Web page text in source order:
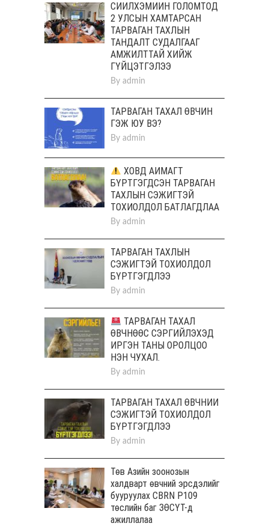
СИЙЛХЭМИЙН ГОЛОМТОД
2 УЛСЫН ХАМТАРСАН
ТАРВАГАН ТАХЛЫН
ТАНДАЛТ СУДАЛГААГ
АМЖИЛТТАЙ ХИЙЖ
ГҮЙЦЭТГЭЛЭЭ
By admin
ТАРВАГАН ТАХАЛ ӨВЧИН
ГЭЖ ЮУ ВЭ?
By admin
ХОВД АЙМАГТ
БҮРТГЭГДСЭН ТАРВАГАН
ТАХЛЫН СЭЖИГТЭЙ
ТОХИОЛДОЛ БАТЛАГДЛАА
By admin
ТАРВАГАН ТАХЛЫН
СЭЖИГТЭЙ ТОХИОЛДОЛ
БҮРТГЭГДЛЭЭ
By admin
ТАРВАГАН ТАХАЛ
ӨВЧНӨӨС СЭРГИЙЛЭХЭД
ИРГЭН ТАНЫ ОРОЛЦОО
НЭН ЧУХАЛ.
By admin
ТАРВАГАН ТАХАЛ ӨВЧНИЙ
СЭЖИГТЭЙ ТОХИОЛДОЛ
БҮРТГЭГДЛЭЭ
By admin
Төв Aзийн зоонозын
халдварт өвчний эрсдэлийг
бууруулах CBRN P109
төслийн баг ЗӨСҮТ-д
ажиллалаа